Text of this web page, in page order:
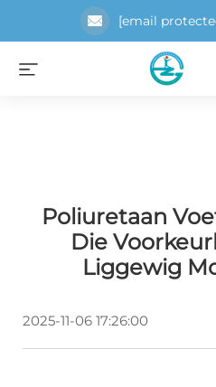
[email
Poliuretaan
Die
Liggewig
2025-11-06 17:26:00